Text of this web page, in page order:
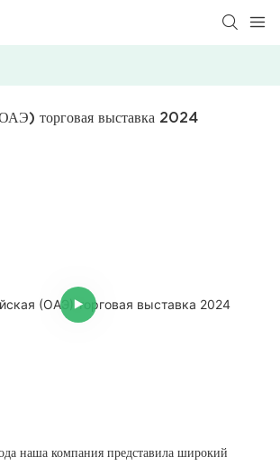
торговая выставка 2024
наша компания представила широкий